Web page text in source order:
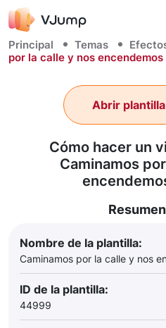
Principal Temas
por la calle y nos
Cómo hacer un
Caminamos
Abrir
Nombre de la plantilla:
Caminamos por la calle y nos
ID de la plantilla:
44999